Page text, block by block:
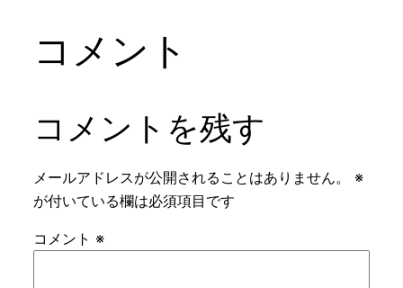
コメント
コメントを残す
メールアドレスが公開されることはありません。
※
が付いている欄は必須項目です
コメント ※